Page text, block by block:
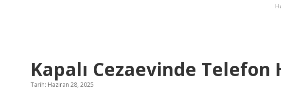
Kapalı Cezaevinde Telefon
Tarih: Haziran 28, 2025